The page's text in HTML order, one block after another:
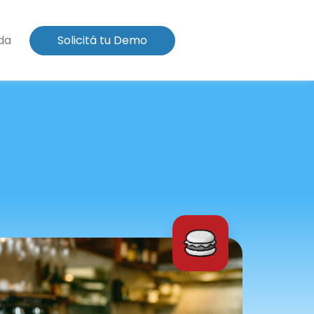
Solicitá tu Demo